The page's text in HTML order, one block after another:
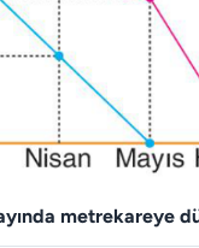
metrekareye